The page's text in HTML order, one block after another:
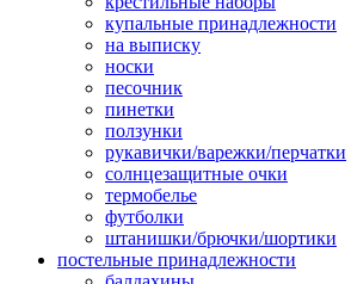
купальные принадлежности
на выписку
носки
песочник
пинетки
ползунки
рукавички/варежки/перчатки
солнцезащитные очки
термобелье
футболки
штанишки/брючки/шортики
постельные принадлежности